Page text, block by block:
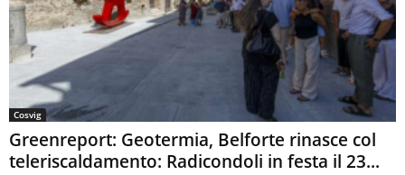
Cosvig
Greenreport: Geotermia, Belforte rinasce col
teleriscaldamento: Radicondoli in festa il 23...